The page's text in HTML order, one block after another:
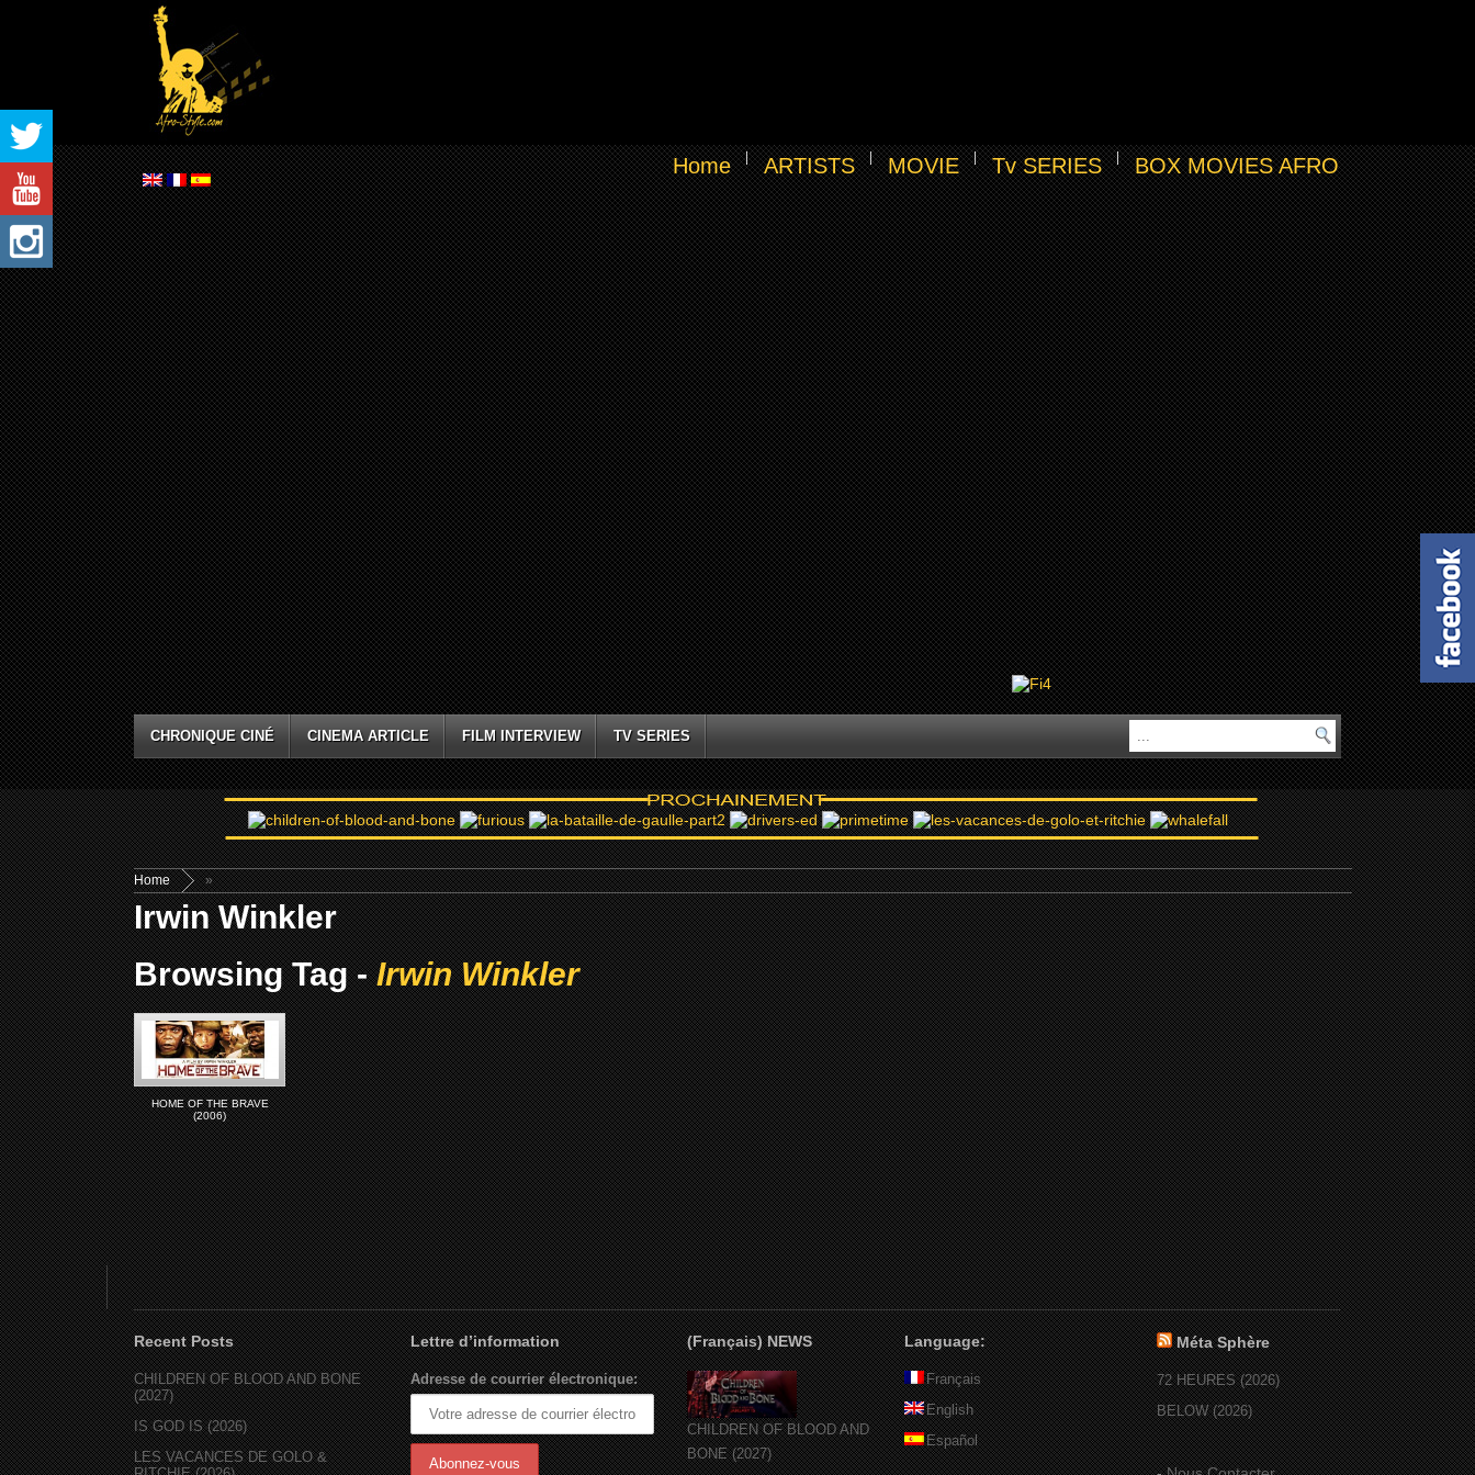
Home ARTISTS MOVIE Tv SERIES BOX MOVIES AFRO
CHRONIQUE CINÉ CINEMA ARTICLE FILM INTERVIEW TV SERIES
Home »
Irwin Winkler
Browsing Tag -Irwin Winkler
HOME OF THE BRAVE
(2006)
Recent Posts
CHILDREN OF BLOOD AND BONE
(2027)
IS GOD IS (2026)
LES VACANCES DE GOLO &
Lettre d’information
Adresse de courrier électronique:
(Français) NEWS
CHILDREN OF BLOOD AND
BONE (2027)
Language:
Français
English
Español
Méta Sphère
72 HEURES (2026)
BELOW (2026)